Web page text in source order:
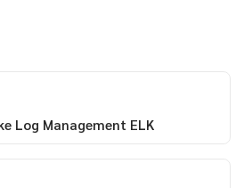
Log Management ELK